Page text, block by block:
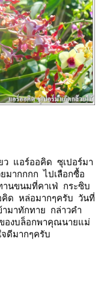
ว แอร์ออคิด ซุเปอร์มา
มากกกก ไปเลือกซื้อ
นขนมที่คาเฟ่ กระซิบ
คิด หล่อมากๆครับ วันที่
มาทักทาย กล่าวคำ
องบล็อกพาคุณนายแม่
ดีมากๆครับ